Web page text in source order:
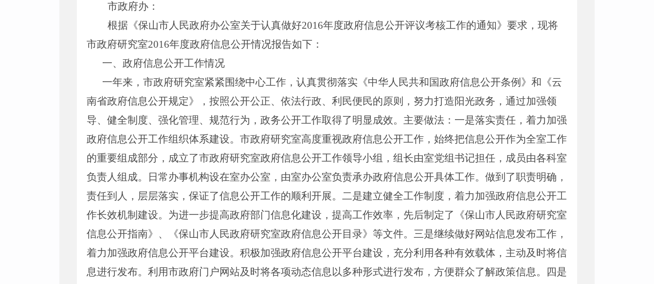
市政府办：
根据《保山市人民政府办公室关于认真做好2016年度政府信息公开评议考核工作的通知》要求， 现将
市政府研究室2016年度政府信息公开情况报告如下：
一、政府信息公开工作情况
一年来，市政府研究室紧紧围绕中心工作，认真贯彻落实《中华人民共和国政府信息公开条例》和《云
南省政府信息公开规定》，按照公开公正、依法行政、利民便民的原则，努力打造阳光政务，通过加强领
导、健全制度、强化管理、规范行为，政务公开工作取得了明显成效。主要做法：一是落实责任，着力加强
政府信息公开工作组织体系建设。市政府研究室高度重视政府信息公开工作，始终把信息公开作为全室工作
的重要组成部分，成立了市政府研究室政府信息公开工作领导小组，组长由室党组书记担任，成员由各科室
负责人组成。日常办事机构设在室办公室，由室办公室负责承办政府信息公开具体工作。做到了职责明确，
责任到人，层层落实，保证了信息公开工作的顺利开展。二是建立健全工作制度，着力加强政府信息公开工
作长效机制建设。为进一步提高政府部门信息化建设，提高工作效率，先后制定了《保山市人民政府研究室
信息公开指南》、《保山市人民政府研究室政府信息公开目录》等文件。三是继续做好网站信息发布工作，
着力加强政府信息公开平台建设。积极加强政府信息公开平台建设，充分利用各种有效载体，主动及时将信
息进行发布。利用市政府门户网站及时将各项动态信息以多种形式进行发布，方便群众了解政策信息。四是